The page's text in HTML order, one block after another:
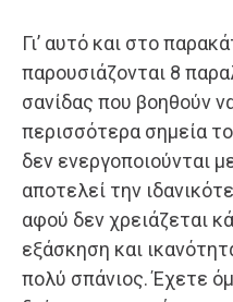
Γι’ αυτό και στο
παρουσιάζονται 8
σανίδας που βοηθούν
περισσότερα σημεία
δεν ενεργοποιούνται
αποτελεί την
αφού δεν χρειάζεται
εξάσκηση και
πολύ σπάνιος. Έχετε